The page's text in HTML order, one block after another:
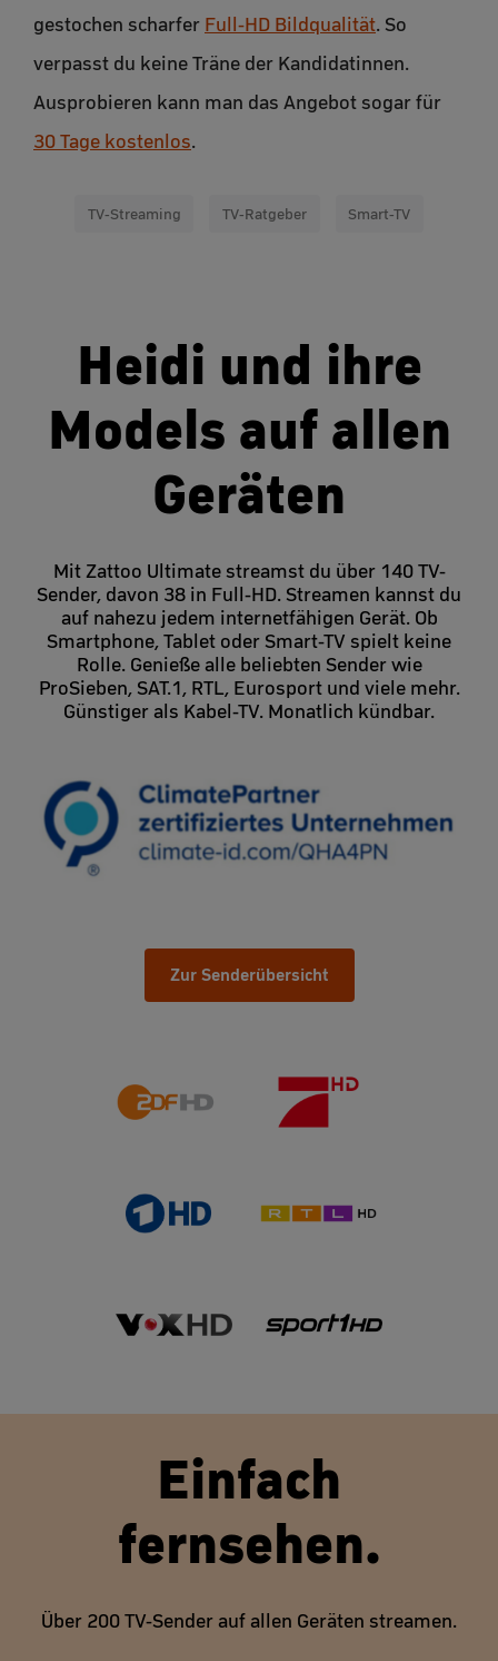
gestochen scharfer Full-HD Bildqualität. So
verpasst du keine Träne der Kandidatinnen.
Ausprobieren kann man das Angebot sogar für
30 Tage kostenlos.
TV-Streaming TV-Ratgeber Smart-TV
Heidi und ihre
Models auf allen
Geräten
Mit Zattoo Ultimate streamst du über 140 TV-
Sender, davon 38 in Full-HD. Streamen kannst du
auf nahezu jedem internetfähigen Gerät. Ob
Smartphone, Tablet oder Smart-TV spielt keine
Rolle. Genieße alle beliebten Sender wie
ProSieben, SAT.1, RTL, Eurosport und viele mehr.
Günstiger als Kabel-TV. Monatlich kündbar.
Zur Senderübersicht
Einfach
fernsehen.
Über 200 TV-Sender auf allen Geräten streamen.